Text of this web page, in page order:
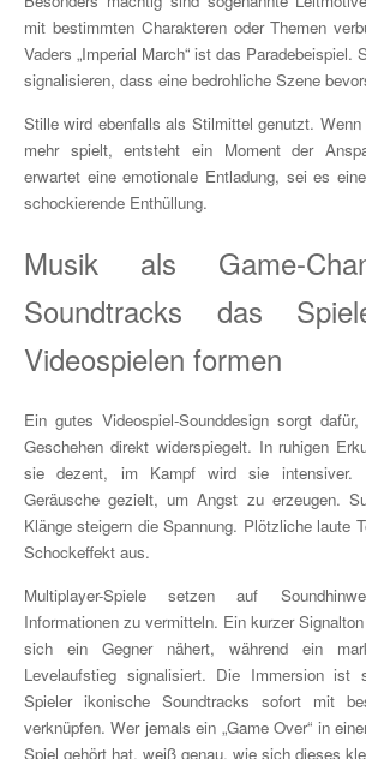
mit bestimmten Charakteren oder Themen
Vaders „Imperial March“ ist das Paradebeispiel.
signalisieren, dass eine bedrohliche Szene
Stille wird ebenfalls als Stilmittel genutzt.
mehr spielt, entsteht ein Moment der
erwartet eine emotionale Entladung, sei es
schockierende Enthüllung.
Musik als Game-
Soundtracks das
Videospielen formen
Ein gutes Videospiel-Sounddesign sorgt
Geschehen direkt widerspiegelt. In ruhigen
sie dezent, im Kampf wird sie intensiver.
Geräusche gezielt, um Angst zu erzeugen.
Klänge steigern die Spannung. Plötzliche laute
Schockeffekt aus.
Multiplayer-Spiele setzen auf
Informationen zu vermitteln. Ein kurzer
sich ein Gegner nähert, während ein
Levelaufstieg signalisiert. Die Immersion
Spieler ikonische Soundtracks sofort mit
verknüpfen. Wer jemals ein „Game Over“ in
Spiel gehört hat, weiß genau, wie sich dieses